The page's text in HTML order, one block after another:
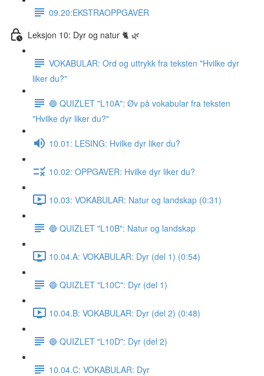
09.20:EKSTRAOPPGAVER
Leksjon 10: Dyr og natur 🐈 🌿
VOKABULAR: Ord og uttrykk fra teksten "Hvilke dyr
liker du?"
🔵 QUIZLET "L10A": Øv på vokabular fra teksten
"Hvilke dyr liker du?"
10.01: LESING: Hvilke dyr liker du?
10.02: OPPGAVER: Hvilke dyr liker du?
10.03: VOKABULAR: Natur og landskap (0:31)
🔵 QUIZLET "L10B": Natur og landskap
10.04.A: VOKABULAR: Dyr (del 1) (0:54)
🔵 QUIZLET "L10C": Dyr (del 1)
10.04.B: VOKABULAR: Dyr (del 2) (0:48)
🔵 QUIZLET "L10D": Dyr (del 2)
10.04.C: VOKABULAR: Dyr